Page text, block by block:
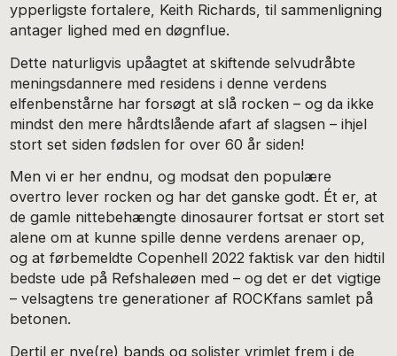
ypperligste fortalere, Keith Richards, til sammenligning
antager lighed med en døgnflue.
Dette naturligvis upåagtet at skiftende selvudråbte
meningsdannere med residens i denne verdens
elfenbenstårne har forsøgt at slå rocken – og da ikke
mindst den mere hårdtslående afart af slagsen – ihjel
stort set siden fødslen for over 60 år siden!
Men vi er her endnu, og modsat den populære
overtro lever rocken og har det ganske godt. Ét er, at
de gamle nittebehængte dinosaurer fortsat er stort set
alene om at kunne spille denne verdens arenaer op,
og at førbemeldte Copenhell 2022 faktisk var den hidtil
bedste ude på Refshaleøen med – og det er det vigtige
– velsagtens tre generationer af ROCKfans samlet på
betonen.
Dertil er nye(re) bands og solister vrimlet frem i de